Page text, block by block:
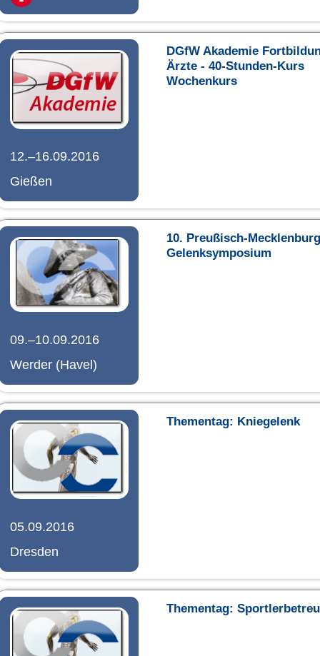
12.–16.09.2016
Gießen
DGfW Akademie
Ärzte - 40-Stunden-Kurs
Wochenkurs
09.–10.09.2016
Werder (Havel)
10. Preußisch-
Gelenksymposium
05.09.2016
Dresden
Thementag: Kniegelenk
Thementag: